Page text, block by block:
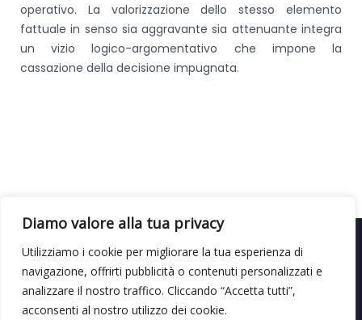
Diamo valore alla tua privacy
Utilizziamo i cookie per migliorare la tua esperienza di
navigazione, offrirti pubblicità o contenuti personalizzati e
analizzare il nostro traffico. Cliccando “Accetta tutti”,
acconsenti al nostro utilizzo dei cookie.
operativo. La valorizzazione dello stesso elemento
fattuale in senso sia aggravante sia attenuante integra
un vizio logico-argomentativo che impone la
cassazione della decisione impugnata.
Siamo a Cagliari, in Vico I Barone
Rossi, 2 - 070684681 -
enzo.pinna@tiscali.it-Partite